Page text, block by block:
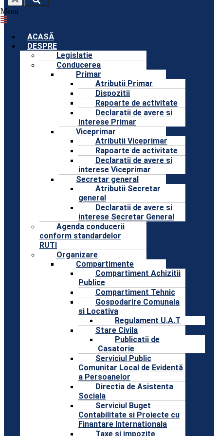
Menu
ACASĂ
DESPRE
Legislatie
Conducerea
Primar
Atributii Primar
Dispozitii
Rapoarte de activitate
Declaratii de avere si
interese Primar
Viceprimar
Atributii Viceprimar
Rapoarte de activitate
Declaratii de avere si
interese Viceprimar
Secretar general
Atributii Secretar
general
Declaratii de avere si
interese Secretar General
Agenda conducerii
conform standardelor
RUTI
Organizare
Compartimente
Compartiment Achizitii
Publice
Compartiment Tehnic
Gospodarire Comunala
si Locativa
Regulament U.A.T
Stare Civila
Publicatii de
Casatorie
Serviciul Public
Comunitar Local de Evidentă
a Persoanelor
Directia de Asistenta
Sociala
Serviciul Buget
Contabilitate si Proiecte cu
Finantare Internationala
Taxe si impozite